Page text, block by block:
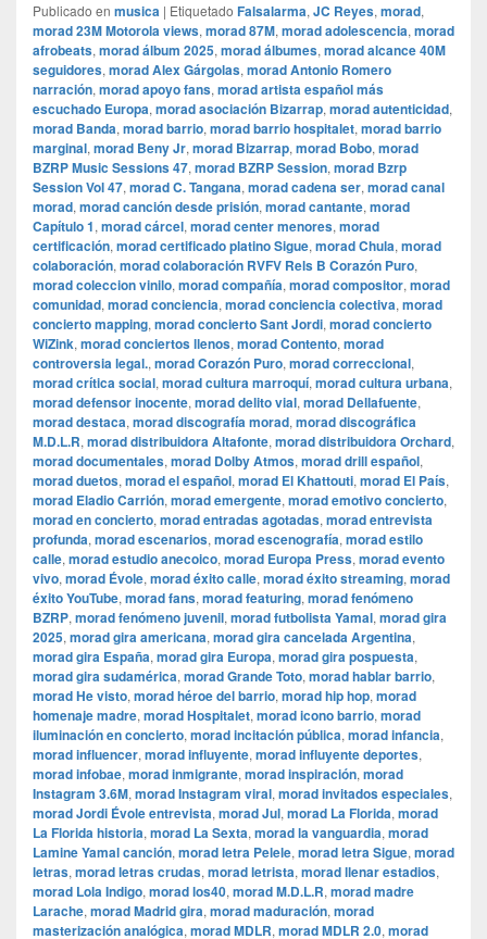
Publicado en musica | Etiquetado Falsalarma, JC Reyes, morad,
morad 23M Motorola views, morad 87M, morad adolescencia, morad
afrobeats, morad álbum 2025, morad álbumes, morad alcance 40M
seguidores, morad Alex Gárgolas, morad Antonio Romero
narración, morad apoyo fans, morad artista español más
escuchado Europa, morad asociación Bizarrap, morad autenticidad,
morad Banda, morad barrio, morad barrio hospitalet, morad barrio
marginal, morad Beny Jr, morad Bizarrap, morad Bobo, morad
BZRP Music Sessions 47, morad BZRP Session, morad Bzrp
Session Vol 47, morad C. Tangana, morad cadena ser, morad canal
morad, morad canción desde prisión, morad cantante, morad
Capítulo 1, morad cárcel, morad center menores, morad
certificación, morad certificado platino Sigue, morad Chula, morad
colaboración, morad colaboración RVFV Rels B Corazón Puro,
morad coleccion vinilo, morad compañía, morad compositor, morad
comunidad, morad conciencia, morad conciencia colectiva, morad
concierto mapping, morad concierto Sant Jordi, morad concierto
WiZink, morad conciertos llenos, morad Contento, morad
controversia legal., morad Corazón Puro, morad correccional,
morad crítica social, morad cultura marroquí, morad cultura urbana,
morad defensor inocente, morad delito vial, morad Dellafuente,
morad destaca, morad discografía morad, morad discográfica
M.D.L.R, morad distribuidora Altafonte, morad distribuidora Orchard,
morad documentales, morad Dolby Atmos, morad drill español,
morad duetos, morad el español, morad El Khattouti, morad El País,
morad Eladio Carrión, morad emergente, morad emotivo concierto,
morad en concierto, morad entradas agotadas, morad entrevista
profunda, morad escenarios, morad escenografía, morad estilo
calle, morad estudio anecoico, morad Europa Press, morad evento
vivo, morad Évole, morad éxito calle, morad éxito streaming, morad
éxito YouTube, morad fans, morad featuring, morad fenómeno
BZRP, morad fenómeno juvenil, morad futbolista Yamal, morad gira
2025, morad gira americana, morad gira cancelada Argentina,
morad gira España, morad gira Europa, morad gira pospuesta,
morad gira sudamérica, morad Grande Toto, morad hablar barrio,
morad He visto, morad héroe del barrio, morad hip hop, morad
homenaje madre, morad Hospitalet, morad icono barrio, morad
iluminación en concierto, morad incitación pública, morad infancia,
morad influencer, morad influyente, morad influyente deportes,
morad infobae, morad inmigrante, morad inspiración, morad
Instagram 3.6M, morad Instagram viral, morad invitados especiales,
morad Jordi Évole entrevista, morad Jul, morad La Florida, morad
La Florida historia, morad La Sexta, morad la vanguardia, morad
Lamine Yamal canción, morad letra Pelele, morad letra Sigue, morad
letras, morad letras crudas, morad letrista, morad llenar estadios,
morad Lola Indigo, morad los40, morad M.D.L.R, morad madre
Larache, morad Madrid gira, morad maduración, morad
masterización analógica, morad MDLR, morad MDLR 2.0, morad